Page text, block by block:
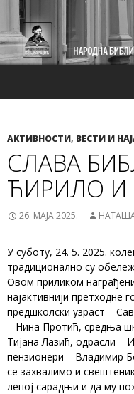
АКТИВНОСТИ, ВЕСТИ И
СЛАВА
ЋИРИЛО И
26. МАЈА 2025.
У суботу, 24. 5. 2025.
традиционално су
Овом приликом
најактивнији претходне
предшколски узраст –
– Нина Протић, средња
Тијана Лазић, одрасли –
пензионери – Владимир
се захвалимо и
лепој сарадњи и да му